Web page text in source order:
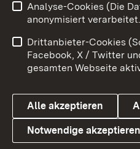
Link zum Landesportal
Benutzungshinweise
Datenschutz
Analyse-Cookies (Die
anonymisiert
Drittanbieter-Cookies
Facebook, X / Twitter
gesamten Webseite
Alle akzeptieren
Notwendige akzeptieren